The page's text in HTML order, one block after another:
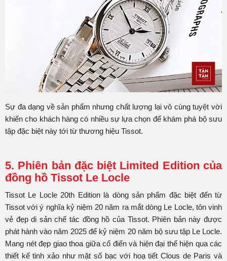
Sự đa dạng về sản phẩm nhưng chất lượng lại vô cùng tuyệt vời
khiến cho khách hàng có nhiều sự lựa chọn để khám phá bộ sưu
tập đặc biệt này tới từ thương hiệu Tissot.
5. Phiên bản đặc biệt Limited Edition của
đồng hồ Tissot Le Locle
Tissot Le Locle 20th Edition là dòng sản phẩm đặc biệt đến từ
Tissot với ý nghĩa kỷ niệm 20 năm ra mắt dòng Le Locle, tôn vinh
vẻ đẹp di sản chế tác đồng hồ của Tissot. Phiên bản này được
phát hành vào năm 2025 để kỷ niệm 20 năm bộ sưu tập Le Locle.
Mang nét đẹp giao thoa giữa cổ điển và hiện đại thể hiện qua các
thiết kế tinh xảo như mặt số bạc với hoạ tiết Clous de Paris và